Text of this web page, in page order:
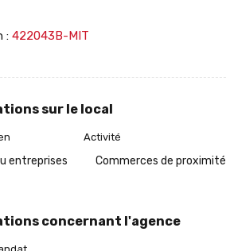
: 422043B-MIT
sur le local
entreprises
Activité
Commerces de proximité
concernant l'agence